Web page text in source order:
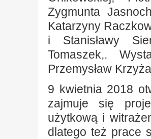
Zygmunta
Katarzyny
i Stanisławy
Tomaszek,.
Przemysław
9 kwietnia 2018
zajmuje się
użytkową i
dlatego też prace